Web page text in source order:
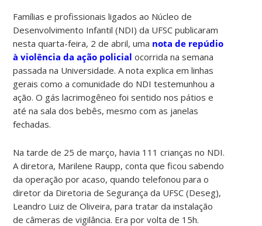
Famílias e profissionais ligados ao Núcleo de
Desenvolvimento Infantil (NDI) da UFSC publicaram
nesta quarta-feira, 2 de abril, uma nota de repúdio
à violência da ação policial ocorrida na semana
passada na Universidade. A nota explica em linhas
gerais como a comunidade do NDI testemunhou a
ação. O gás lacrimogêneo foi sentido nos pátios e
até na sala dos bebês, mesmo com as janelas
fechadas.
Na tarde de 25 de março, havia 111 crianças no NDI.
A diretora, Marilene Raupp, conta que ficou sabendo
da operação por acaso, quando telefonou para o
diretor da Diretoria de Segurança da UFSC (Deseg),
Leandro Luiz de Oliveira, para tratar da instalação
de câmeras de vigilância. Era por volta de 15h.